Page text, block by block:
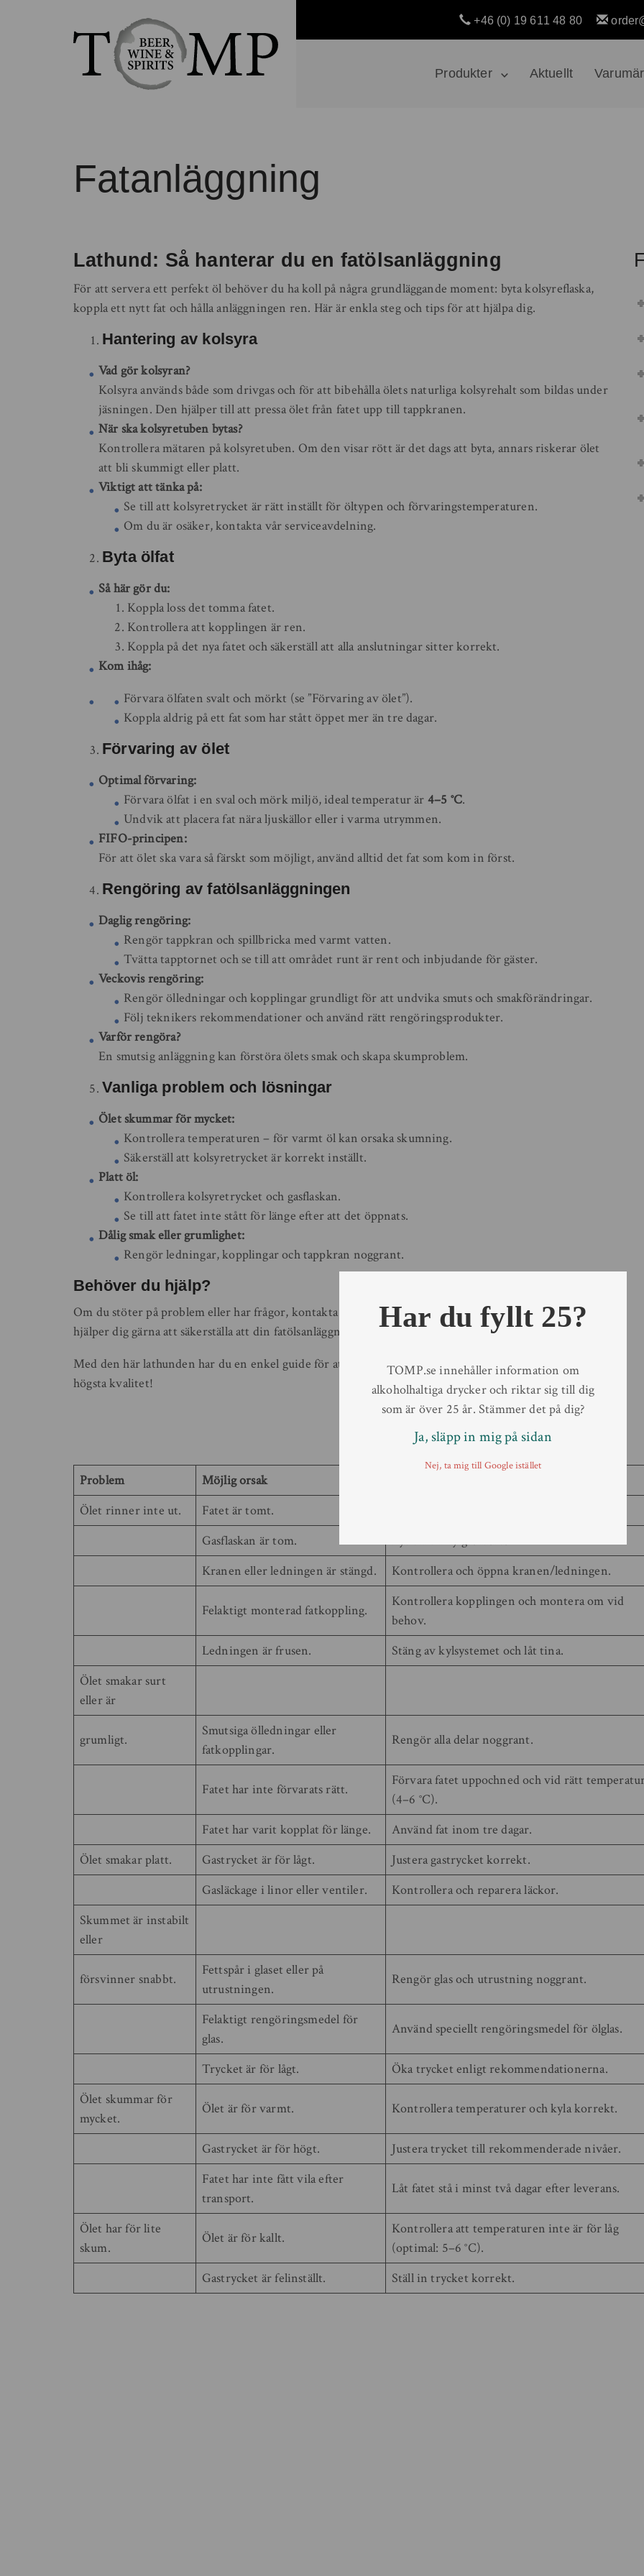
Produkter Aktuellt
+46 (0) 19 611 48 80
Fatanläggning
Lathund: Så hanterar du en fatölsanläggning
För att servera ett perfekt öl behöver du ha koll på några grundläggande moment: byta kolsyreflaska,
koppla ett nytt fat och hålla anläggningen ren. Här är enkla steg och tips för att hjälpa dig.
Hantering av kolsyra
Vad gör kolsyran?
Kolsyra används både som drivgas och för att bibehålla ölets naturliga kolsyrehalt som bildas under
jäsningen. Den hjälper till att pressa ölet från fatet upp till tappkranen.
När ska kolsyretuben bytas?
Kontrollera mätaren på kolsyretuben. Om den visar rött är det dags att byta, annars riskerar ölet
att bli skummigt eller platt.
Viktigt att tänka på:
Se till att kolsyretrycket är rätt inställt för öltypen och förvaringstemperaturen.
Om du är osäker, kontakta vår serviceavdelning.
Byta ölfat
Så här gör du:
Koppla loss det tomma fatet.
Kontrollera att kopplingen är ren.
Koppla på det nya fatet och säkerställ att alla anslutningar sitter korrekt.
Kom ihåg:
Förvara ölfaten svalt och mörkt (se ”Förvaring av ölet”).
Koppla aldrig på ett fat som har stått öppet mer än tre dagar.
Förvaring av ölet
Optimal förvaring:
Förvara ölfat i en sval och mörk miljö, ideal temperatur är 4–5 °C.
Undvik att placera fat nära ljuskällor eller i varma utrymmen.
FIFO-principen:
För att ölet ska vara så färskt som möjligt, använd alltid det fat som kom in först.
Rengöring av fatölsanläggningen
Daglig rengöring:
Rengör tappkran och spillbricka med varmt vatten.
Tvätta tapptornet och se till att området runt är rent och inbjudande för gäster.
Veckovis rengöring:
Rengör ölledningar och kopplingar grundligt för att undvika smuts och smakförändringar.
Följ teknikers rekommendationer och använd rätt rengöringsprodukter.
Varför rengöra?
En smutsig anläggning kan förstöra ölets smak och skapa skumproblem.
Vanliga problem och lösningar
Ölet skummar för mycket:
Kontrollera temperaturen – för varmt öl kan orsaka skumning.
Säkerställ att kolsyretrycket är korrekt inställt.
Platt öl:
Kontrollera kolsyretrycket och gasflaskan.
Se till att fatet inte stått för länge efter att det öppnats.
Dålig smak eller grumlighet:
Rengör ledningar, kopplingar och tappkran noggrant.
Behöver du hjälp?
Om du stöter på problem eller har frågor, kontakta vår serviceavdelning eller din lokala säljare. Vi
hjälper dig gärna att säkerställa att din fatölsanläggning fungerar optimalt!
Med den här lathunden har du en enkel guide för att hantera din fatölsanläggning och servera öl av
högsta kvalitet!
Problem Möjlig orsak
Ölet rinner inte ut.
Fatet är tomt.
Gasflaskan är tom.
Byt till en ny gasflaska.
Kranen eller ledningen är stängd.
Kontrollera och öppna kranen/ledningen.
Felaktigt monterad fatkoppling.
Kontrollera kopplingen och montera om vid
behov.
Ledningen är frusen.
Stäng av kylsystemet och låt tina.
Ölet smakar surt
eller är
grumligt.
Smutsiga ölledningar eller
fatkopplingar.
Rengör alla delar noggrant.
Fatet har inte förvarats rätt.
Förvara fatet uppochned och vid rätt
(4–6 °C).
Fatet har varit kopplat för länge.
Använd fat inom tre dagar.
Ölet smakar platt.
Gastrycket är för lågt.
Justera gastrycket korrekt.
Gasläckage i linor eller ventiler.
Kontrollera och reparera läckor.
Skummet är instabilt
eller
försvinner snabbt.
Fettspår i glaset eller på
utrustningen.
Rengör glas och utrustning noggrant.
Felaktigt rengöringsmedel för
glas.
Använd speciellt rengöringsmedel för ölglas.
Trycket är för lågt.
Öka trycket enligt rekommendationerna.
Ölet skummar för
mycket.
Ölet är för varmt. Kontrollera temperaturer och kyla korrekt.
Gastrycket är för högt.
Justera trycket till rekommenderade nivåer.
Fatet har inte fått vila efter
transport.
Låt fatet stå i minst två dagar efter leverans.
Ölet har för lite
skum.
Ölet är för kallt.
Kontrollera att temperaturen inte är för låg
(optimal: 5–6 °C).
Gastrycket är felinställt.
Ställ in trycket korrekt.
Har du fyllt 25?
TOMP.se innehåller information om
alkoholhaltiga drycker och riktar sig till dig
som är över 25 år. Stämmer det på dig?
Ja, släpp in mig på sidan
Nej, ta mig till Google istället